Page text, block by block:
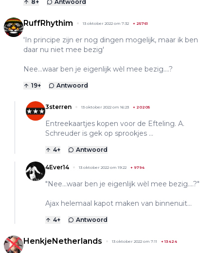
8+ Antwoord
RuffRhythim 13 oktober 2022 om 7:32 + 25761
'In principe zijn er nog dingen mogelijk, maar ik ben
daar nu niet mee bezig'
Nee...waar ben je eigenlijk wèl mee bezig....?
19+ Antwoord
3sterren 13 oktober 2022 om 16:23 + 20205
Entreekaartjes kopen voor de Efteling. A.
Schreuder is gek op sprookjes ...
4+ Antwoord
4Ever14 13 oktober 2022 om 19:22 + 9794
"Nee...waar ben je eigenlijk wèl mee bezig....?"
Ajax helemaal kapot maken van binnenuit...
4+ Antwoord
HenkjeNetherlands 13 oktober 2022 om 7:11 +13424